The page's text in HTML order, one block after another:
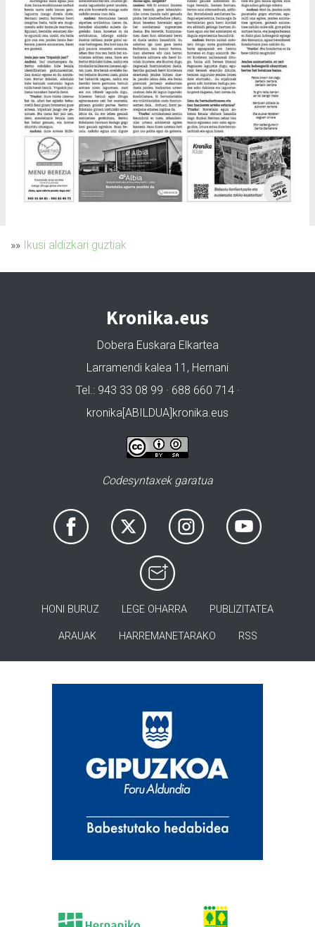
»» Ikusi aldizkari guztiak
Kronika.eus
Dobera Euskara Elkartea
Larramendi kalea 11, Hernani
Tel.: 943 33 08 99 · 688 660 714 ·
kronika[ABILDUA]kronika.eus
Codesyntaxek garatua
HONI BURUZ LEGE OHARRA PUBLIZITATEA
ARAUAK HARREMANETARAKO RSS